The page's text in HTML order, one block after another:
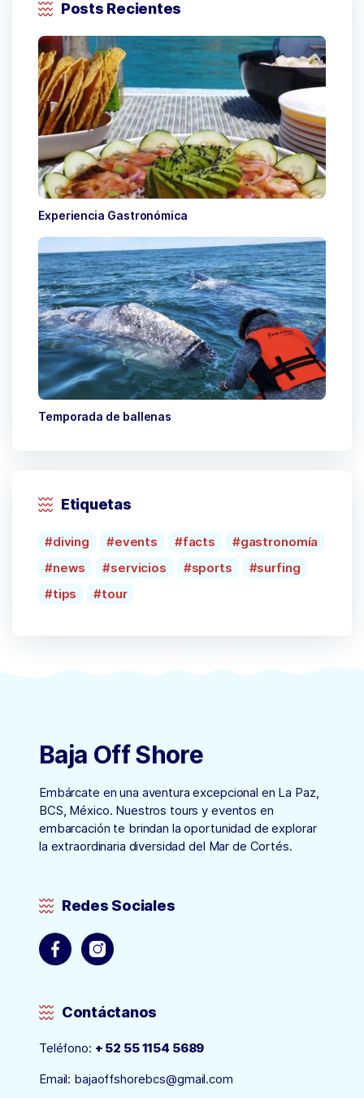
Posts Recientes
Experiencia Gastronómica
Temporada de ballenas
Etiquetas
diving events facts
gastronomía
news
servicios sports
surfing
tips
tour
Baja Off Shore
Embárcate en una aventura excepcional en La Paz,
BCS, México. Nuestros tours y eventos en
embarcación te brindan la oportunidad de explorar
la extraordinaria diversidad del Mar de Cortés.
Redes Sociales
Contáctanos
Teléfono: + 52 55 1154 5689
Email: bajaoffshorebcs@gmail.com